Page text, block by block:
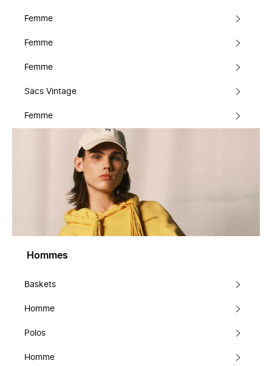
Femme
Femme
Femme
Sacs Vintage
Femme
Hommes
Baskets
Homme
Polos
Homme